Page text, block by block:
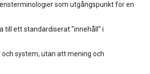
som utgångspunkt för en
till ett standardiserat ”innehåll” i
system, utan att mening och